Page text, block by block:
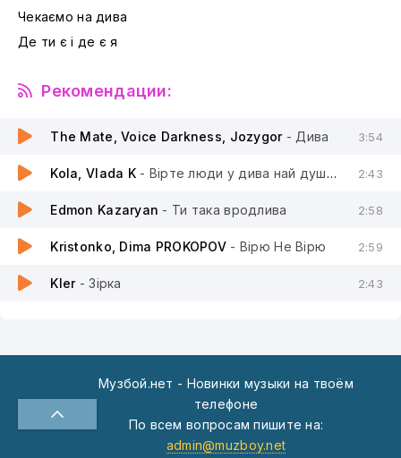
Чекаємо на дива
Де ти є і де є я
Рекомендации:
The Mate, Voice Darkness, Jozygor - Дива 3:54
Kola, Vlada K - Вірте люди у дива най душа пісні співа 2:43
Edmon Kazaryan - Ти така вродлива 2:58
Kristonko, Dima PROKOPOV - Вірю Не Вірю 2:59
Kler - Зірка 2:43
Музбой.нет - Новинки музыки на твоём
телефоне
По всем вопросам пишите на:
admin@muzboy.net